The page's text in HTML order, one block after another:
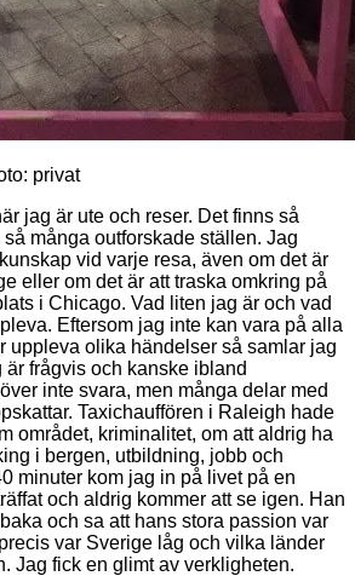
privat
jag är ute och reser. Det finns så
många outforskade ställen. Jag
vid varje resa, även om det är
eller om det är att traska omkring på
i Chicago. Vad liten jag är och vad
Eftersom jag inte kan vara på alla
uppleva olika händelser så samlar jag
är frågvis och kanske ibland
inte svara, men många delar med
Taxichauffören i Raleigh hade
området, kriminalitet, om att aldrig ha
i bergen, utbildning, jobb och
minuter kom jag in på livet på en
och aldrig kommer att se igen. Han
och sa att hans stora passion var
var Sverige låg och vilka länder
Jag fick en glimt av verkligheten.